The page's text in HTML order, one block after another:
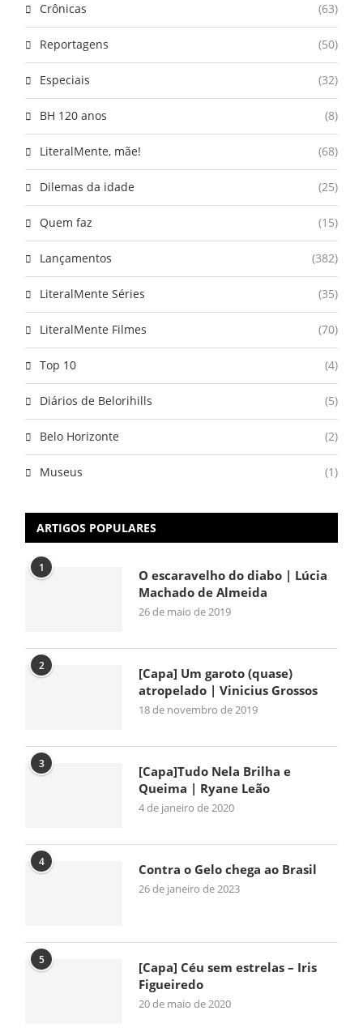
Crônicas (63)
Reportagens (50)
Especiais (32)
BH 120 anos (8)
LiteralMente, mãe! (68)
Dilemas da idade (25)
Quem faz (15)
Lançamentos (382)
LiteralMente Séries (35)
LiteralMente Filmes (70)
Top 10 (4)
Diários de Belorihills (5)
Belo Horizonte (2)
Museus (1)
ARTIGOS POPULARES
1
O escaravelho do diabo | Lúcia
Machado de Almeida
26 de maio de 2019
2
[Capa] Um garoto (quase)
atropelado | Vinicius Grossos
18 de novembro de 2019
3
[Capa]Tudo Nela Brilha e
Queima | Ryane Leão
4 de janeiro de 2020
4 Contra o Gelo chega ao Brasil
26 de janeiro de 2023
5
[Capa] Céu sem estrelas – Iris
Figueiredo
20 de maio de 2020